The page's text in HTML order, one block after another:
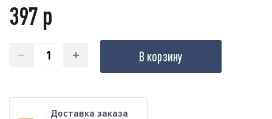
397 р
В корзину
Доставка заказа